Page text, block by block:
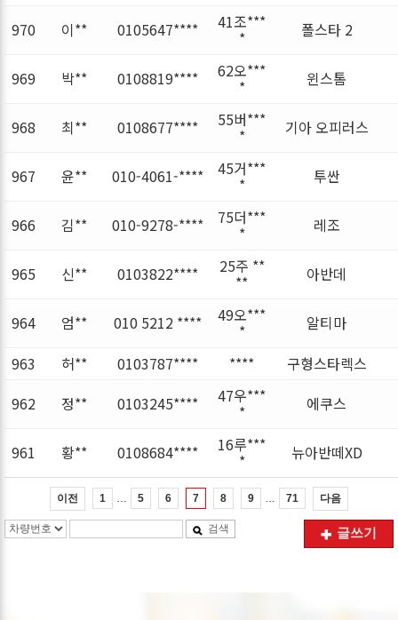
970 이** 0105647**** 41조***
* 폴스타 2
969 박** 0108819**** 62오***
* 윈스톰
968 최** 0108677**** 55버***
* 기아 오피러스
967 윤** 010-4061-**** 45거***
* 투싼
966 김** 010-9278-**** 75더***
* 레조
965 신** 0103822**** 25주 **
** 아반데
964 엄** 010 5212 **** 49오***
*
알티마
963
허** 0103787**** ****
구형스타렉스
962
정** 0103245**** 47우***
* 에쿠스
961 황** 0108684**** 16루***
* 뉴아반떼XD
이전 1 5 6 7 8 9 71 다음
검색 글쓰기